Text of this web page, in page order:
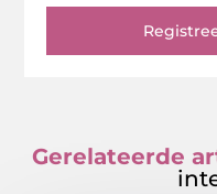
Gerelateerde